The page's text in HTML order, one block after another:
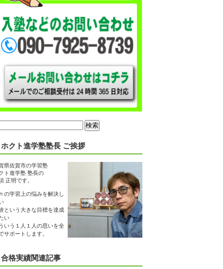
ホクト進学塾塾長 ご挨拶
県佐賀市の学習塾
ト進学塾 塾長の
正明です。
の学習上の悩みを解決し
という大きな目標を達成
い
いう１人１人の思いを全
サポートします。
合格実績関連記事